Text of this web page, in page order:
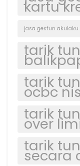
kartu
jasa gestun
tarik
tarik
ocbc
tarik
over
tarik
secara